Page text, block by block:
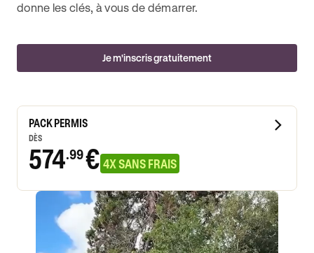
donne les clés, à vous de démarrer.
Je m'inscris gratuitement
PACK PERMIS
DÈS
574.99€ 4X SANS FRAIS